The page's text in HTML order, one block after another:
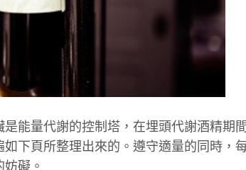
能量代謝的控制塔，在埋頭代謝酒精期
下頁所整理出來的。遵守適量的同時，
礙。